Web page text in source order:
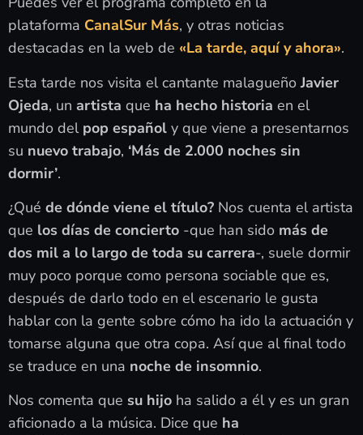
plataforma CanalSur Más, y otras noticias
destacadas en la web de «La tarde, aquí y ahora».
Esta tarde nos visita el cantante malagueño Javier
Ojeda, un artista que ha hecho historia en el
mundo delpop español y que viene a presentarnos
su nuevo trabajo, ‘Más de 2.000 noches sin
dormir’.
¿Qué de dónde viene el título? Nos cuenta el artista
que los días de concierto -que han sido más de
dos mil a lo largo de toda su carrera-, suele dormir
muy poco porque como persona sociable que es,
después de darlo todo en el escenario le gusta
hablar con la gente sobre cómo ha ido la actuación y
tomarse alguna que otra copa. Así que al final todo
se traduce en una noche de insomnio.
Nos comenta que su hijo ha salido a él y es un gran
aficionado a la música. Dice que ha